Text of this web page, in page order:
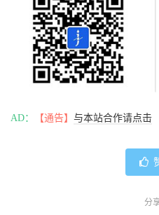
AD： 【通告】 与本站合作请点击
分